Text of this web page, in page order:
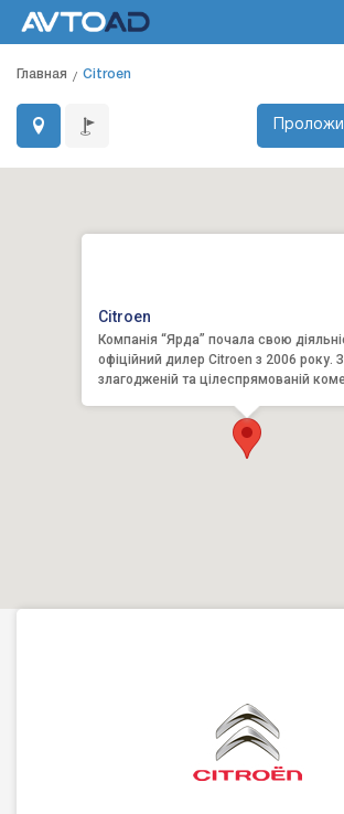
Главная Citroen
Citroen
Компанія “Ярда” почала свою
офіційний дилер Citroen з 2006 року.
злагодженій та цілеспрямованій